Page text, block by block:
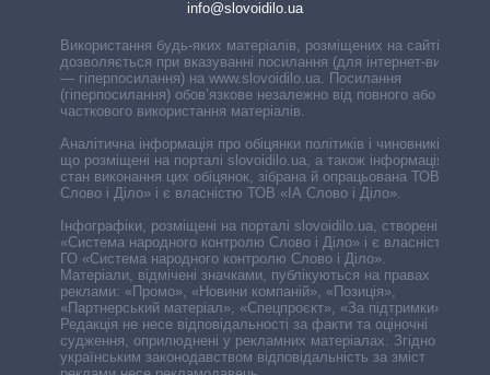
info@slovoidilo.ua
Використання будь-яких матеріалів, розміщених на сайті,
дозволяється при вказуванні посилання (для інтернет-видань
— гіперпосилання) на www.slovoidilo.ua. Посилання
(гіперпосилання) обов’язкове незалежно від повного або
часткового використання матеріалів.
Аналітична інформація про обіцянки політиків і чиновників,
що розміщені на порталі slovoidilo.ua, а також інформація про
стан виконання цих обіцянок, зібрана й опрацьована ТОВ «ІА
Слово і Діло» і є власністю ТОВ «ІА Слово і Діло».
Інфографіки, розміщені на порталі slovoidilo.ua, створені ГО
«Система народного контролю Слово і Діло» і є власністю
ГО «Система народного контролю Слово і Діло».
Матеріали, відмічені значками, публікуються на правах
реклами: «Промо», «Новини компаній», «Позиція»,
«Партнерський матеріал», «Спецпроєкт», «За підтримки».
Редакція не несе відповідальності за факти та оціночні
судження, оприлюднені у рекламних матеріалах. Згідно з
українським законодавством відповідальність за зміст